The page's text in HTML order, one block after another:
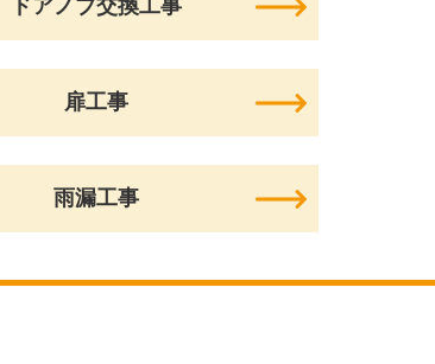
ドアノブ交換工事
扉工事
雨漏工事